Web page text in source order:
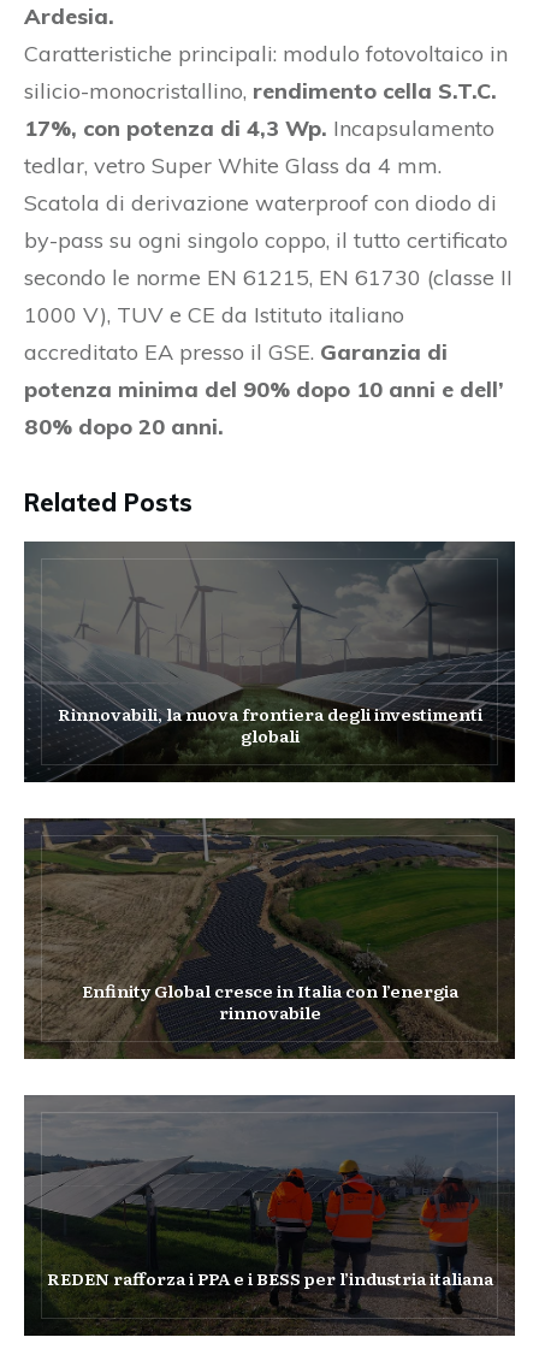
Ardesia.
Caratteristiche principali: modulo fotovoltaico in
silicio-monocristallino, rendimento cella S.T.C.
17%, con potenza di 4,3 Wp. Incapsulamento
tedlar, vetro Super White Glass da 4 mm.
Scatola di derivazione waterproof con diodo di
by-pass su ogni singolo coppo, il tutto certificato
secondo le norme EN 61215, EN 61730 (classe II
1000 V), TUV e CE da Istituto italiano
accreditato EA presso il GSE. Garanzia di
potenza minima del 90% dopo 10 anni e dell’
80% dopo 20 anni.
Related Posts
Rinnovabili, la nuova frontiera degli investimenti
globali
Enfinity Global cresce in Italia con l’energia
rinnovabile
REDEN rafforza i PPA e i BESS per l’industria italiana